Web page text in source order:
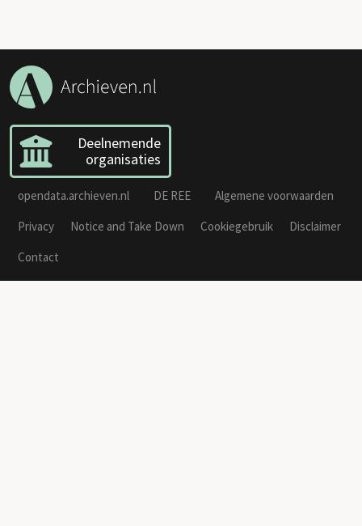
Deelnemende
organisaties
opendata.archieven.nl DE REE
Algemene voorwaarden
Privacy
Notice and Take Down Cookiegebruik
Disclaimer
Contact